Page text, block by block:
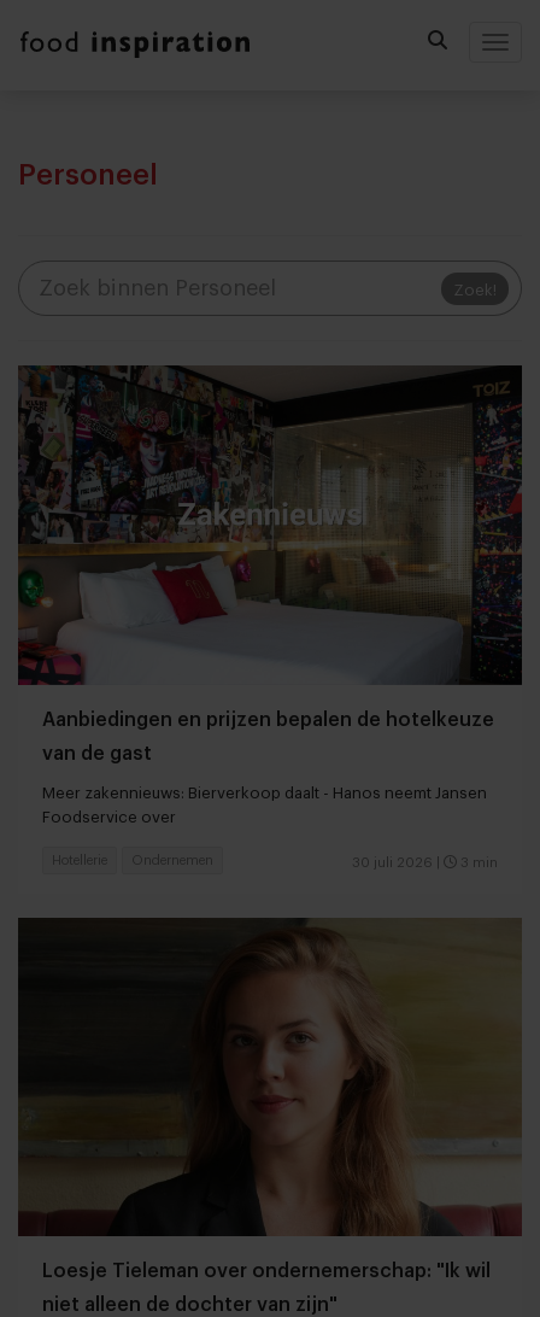
Personeel
Zoek!
Aanbiedingen en prijzen bepalen de hotelkeuze
van de gast
Meer zakennieuws: Bierverkoop daalt - Hanos neemt Jansen
Foodservice over
30 juli 2026 3 min
Hotellerie Ondernemen
Loesje Tieleman over ondernemerschap: "Ik wil
niet alleen de dochter van zijn"